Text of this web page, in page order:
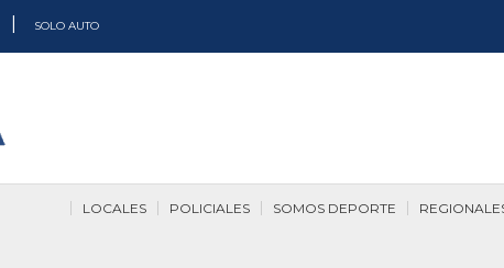
SOLO AUTO
SOMOS DEPORTE
POLICIALES
LOCALES